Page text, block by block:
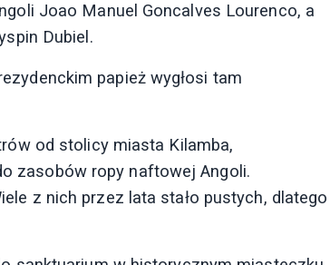
Joao Manuel Goncalves Lourenco, a
Dubiel.
papież wygłosi tam
od stolicy miasta Kilamba,
zasobów ropy naftowej Angoli.
z nich przez lata stało pustych, dlatego